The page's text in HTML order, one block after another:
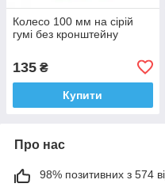
Колесо 100 мм на сірій
гумі без кронштейну
135 ₴
Купити
Про нас
98% позитивних з 574